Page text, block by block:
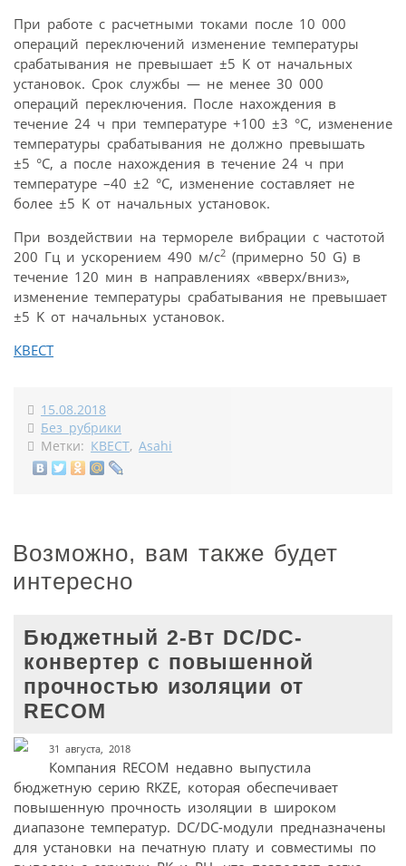
При работе с расчетными токами после 10 000
операций переключений изменение температуры
срабатывания не превышает ±5 K от начальных
установок. Срок службы — не менее 30 000
операций переключения. После нахождения в
течение 24 ч при температуре +100 ±3 °C, изменение
температуры срабатывания не должно превышать
±5 °C, а после нахождения в течение 24 ч при
температуре –40 ±2 °C, изменение составляет не
более ±5 K от начальных установок.
При воздействии на термореле вибрации с частотой
200 Гц и ускорением 490 м/с2 (примерно 50 G) в
течение 120 мин в направлениях «вверх/вниз»,
изменение температуры срабатывания не превышает
±5 K от начальных установок.
КВЕСТ
15.08.2018
Без рубрики
Метки: КВЕСТ, Asahi
Возможно, вам также будет
интересно
Бюджетный 2-Вт DC/DC-
конвертер с повышенной
прочностью изоляции от
RECOM
31 августа, 2018
Компания RECOM недавно выпустила
бюджетную серию RKZE, которая обеспечивает
повышенную прочность изоляции в широком
диапазоне температур. DC/DC-модули предназначены
для установки на печатную плату и совместимы по